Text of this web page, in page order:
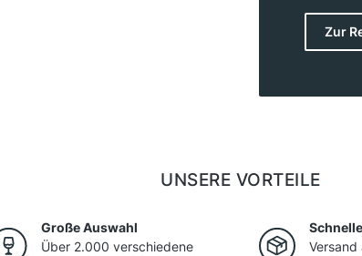
die aus
Doch
Barbera
Zur
UNSERE VORTEILE
Große Auswahl
Über 2.000 verschiedene
Versand